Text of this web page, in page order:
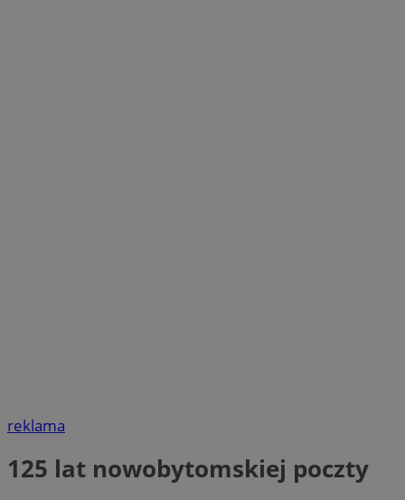
reklama
125 lat nowobytomskiej poczty